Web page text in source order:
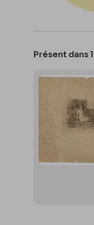
Présent dans